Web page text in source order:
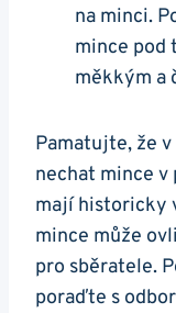
na minci.
mince pod
měkkým‍ a
Pamatujte, že
nechat mince v
mají ⁣historicky
mince ‍může
pro sběratele.
‌poraďte s